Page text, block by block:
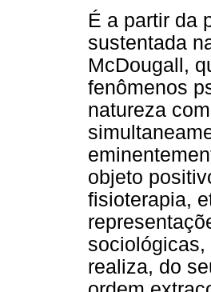
É a partir da
sustentada
McDougall,
fenômenos
natureza
objeto
fisioterapia,
realiza, do